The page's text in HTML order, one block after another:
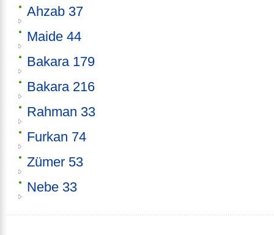
Ahzab 37
Maide 44
Bakara 179
Bakara 216
Rahman 33
Furkan 74
Zümer 53
Nebe 33